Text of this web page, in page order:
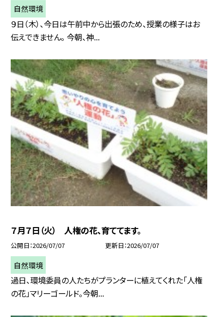
自然環境
９日（木）、今日は午前中から出張のため、授業の様子はお
伝えできません。 今朝、神...
７月７日（火） 人権の花、育ててます。
公開日 2026/07/07 更新日 2026/07/07
自然環境
過日、環境委員の人たちがプランターに植えてくれた「人権
の花」マリーゴールド。今朝...